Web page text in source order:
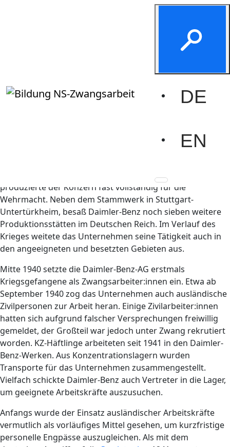
DE
EN
Daimler-Benz-AG
Akteure und Akteurinnen
Daimler-Benz AG
maßgeblich in die NS-Rüstungswirtschaft eingebunden.
Das Unternehmen profitierte von der Aufrüstung und
Schwierigkeiten überwinden. Ungefähr ab 1941
produzierte der Konzern fast vollständig für die
Wehrmacht. Neben dem Stammwerk in Stuttgart-
Untertürkheim, besaß Daimler-Benz noch sieben weitere
Produktionsstätten im Deutschen Reich. Im Verlauf des
Krieges weitete das Unternehmen seine Tätigkeit auch in
den angeeigneten und besetzten Gebieten aus.
Mitte 1940 setzte die Daimler-Benz-AG erstmals
Kriegsgefangene als Zwangsarbeiter:innen ein. Etwa ab
September 1940 zog das Unternehmen auch ausländische
Zivilpersonen zur Arbeit heran. Einige Zivilarbeiter:innen
hatten sich aufgrund falscher Versprechungen freiwillig
gemeldet, der Großteil war jedoch unter Zwang rekrutiert
worden. KZ-Häftlinge arbeiteten seit 1941 in den Daimler-
Benz-Werken. Aus Konzentrationslagern wurden
Transporte für das Unternehmen zusammengestellt.
Vielfach schickte Daimler-Benz auch Vertreter in die Lager,
um geeignete Arbeitskräfte auszusuchen.
Anfangs wurde der Einsatz ausländischer Arbeitskräfte
vermutlich als vorläufiges Mittel gesehen, um kurzfristige
personelle Engpässe auszugleichen. Als mit dem